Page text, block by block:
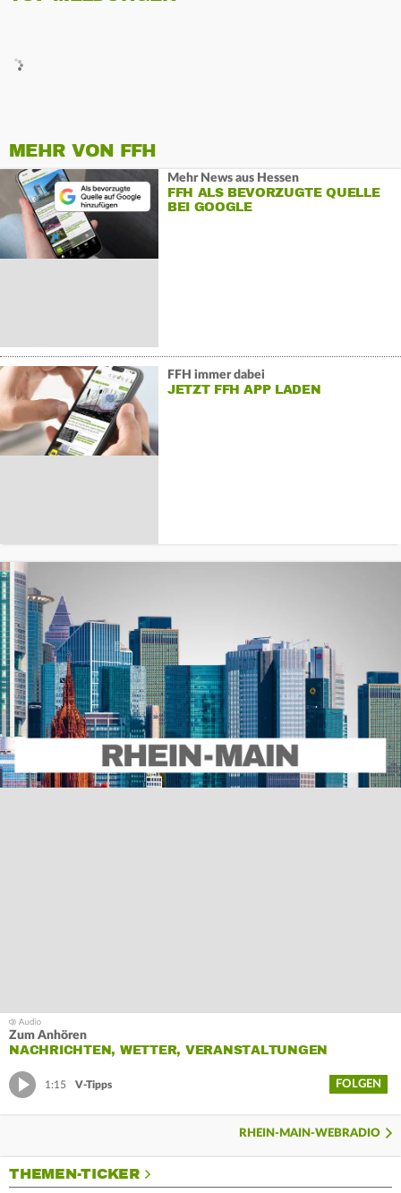
MEHR VON FFH
Mehr News aus Hessen
FFH ALS BEVORZUGTE QUELLE
BEI GOOGLE
FFH immer dabei
JETZT FFH APP LADEN
Zum Anhören
NACHRICHTEN, WETTER, VERANSTALTUNGEN
1:15 V-Tipps FOLGEN
RHEIN-MAIN-WEBRADIO
THEMEN-TICKER